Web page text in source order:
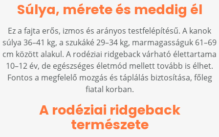
Súlya, mérete és meddig él
Ez a fajta erős, izmos és arányos testfelépítésű. A kanok
súlya 36–41 kg, a szukáké 29–34 kg, marmagasságuk 61–69
cm között alakul. A rodéziai ridgeback várható élettartama
10–12 év, de egészséges életmód mellett tovább is élhet.
Fontos a megfelelő mozgás és táplálás biztosítása, főleg
fiatal korban.
A rodéziai ridgeback
természete